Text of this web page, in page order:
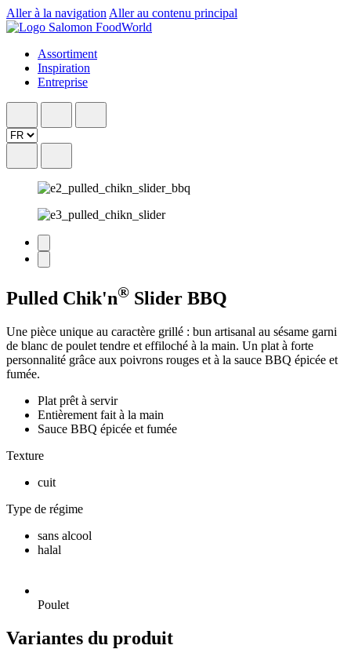
Aller à la navigation Aller au contenu principal
Assortiment
Inspiration
Entreprise
Pulled Chik'n® Slider BBQ
Une pièce unique au caractère grillé : bun artisanal au sésame garni
de blanc de poulet tendre et effiloché à la main. Un plat à forte
personnalité grâce aux poivrons rouges et à la sauce BBQ épicée et
fumée.
Plat prêt à servir
Entièrement fait à la main
Sauce BBQ épicée et fumée
Texture
cuit
Type de régime
sans alcool
halal
Poulet
Variantes du produit